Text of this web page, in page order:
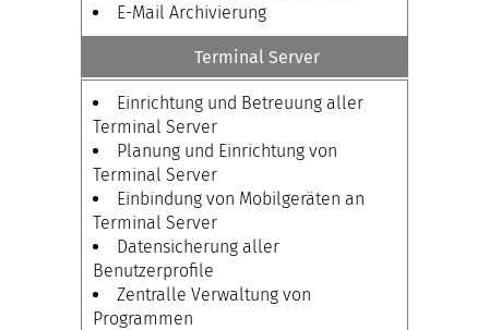
E-Mail Archivierung
Terminal Server
Einrichtung und Betreuung aller
Terminal Server
Planung und Einrichtung von
Terminal Server
Einbindung von Mobilgeräten an
Terminal Server
Datensicherung aller
Benutzerprofile
Zentralle Verwaltung von
Programmen